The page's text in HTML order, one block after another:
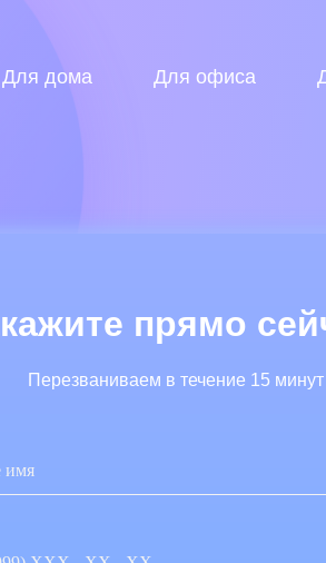
Для дома Для офиса
прямо
Перезваниваем в течение 15 минут